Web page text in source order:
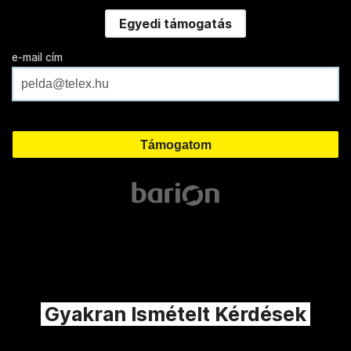
Egyedi támogatás
e-mail cím
Gyakran Ismételt Kérdések